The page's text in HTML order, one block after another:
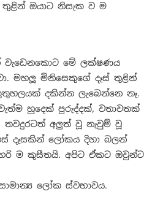
ඔයාට නිසැක ව ම
වැඩෙනකොට මේ ලක්ෂණය
මහලූ මිනිසෙකුගේ දෑස් තුළින්
දකින්න ලැබෙන්නෙ නෑ.
හුදෙක් පුරුද්දක්, වතාවතක්
තවදුරටත් අලුත් වූ නැවුම් වූ
දෑසකින් ලෝකය දිහා බලන්
ම කුසීතයි. අපිට ඒකට ඔවුන්ට
ලෝක ස්වභාවය.